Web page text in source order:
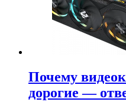
Почему
дорогие —